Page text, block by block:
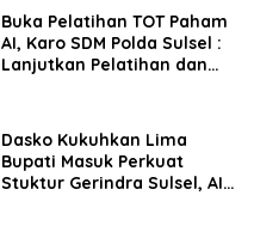
Buka Pelatihan TOT Paham
AI, Karo SDM Polda Sulsel :
Lanjutkan Pelatihan dan
Dasko Kukuhkan Lima
Bupati Masuk Perkuat
Stuktur Gerindra Sulsel, AIA